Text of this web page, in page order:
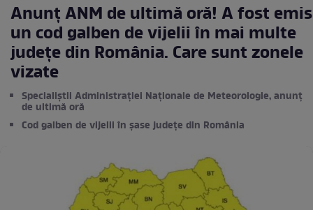
Anunț ANM de ultimă oră! A fost emis
un cod galben de vijelii în mai multe
județe din România. Care sunt zonele
vizate
Specialiștii Administrației Naționale de Meteorologie, anunț
de ultimă oră
Cod galben de vijelii în șase județe din România